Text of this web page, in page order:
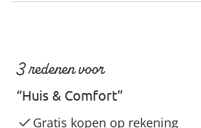
3 redenen voor
“Huis & Comfort”
Gratis kopen op rekening